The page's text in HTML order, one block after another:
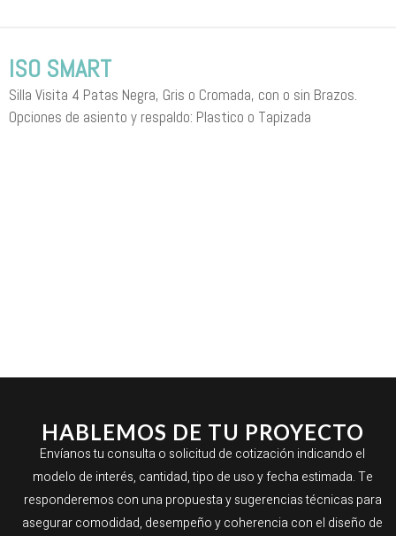
ISO SMART
Silla Visita 4 Patas Negra, Gris o Cromada, con o sin Brazos.
Opciones de asiento y respaldo: Plastico o Tapizada
HABLEMOS DE TU PROYECTO
Envíanos tu consulta o solicitud de cotización indicando el
modelo de interés, cantidad, tipo de uso y fecha estimada. Te
responderemos con una propuesta y sugerencias técnicas para
asegurar comodidad, desempeño y coherencia con el diseño de